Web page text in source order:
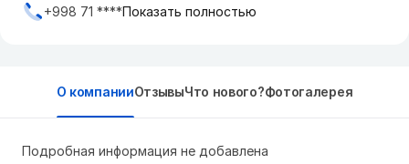
+998 71 ****Показать полностью
О компанииОтзывыЧто нового?Фотогалерея
Подробная информация не добавлена